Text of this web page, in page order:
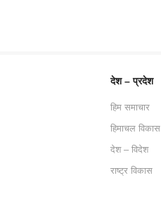
देश – प्रदेश
हिम समाचार
हिमाचल विकास
देश – विदेश
राष्ट्र विकास